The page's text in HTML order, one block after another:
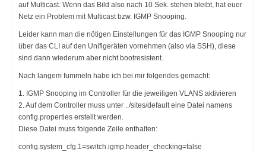
auf Multicast. Wenn das Bild also nach 10 Sek. stehen bleibt, hat euer
Netz ein Problem mit Multicast bzw. IGMP Snooping.
Leider kann man die nötigen Einstellungen für das IGMP Snooping nur
über das CLI auf den Unifigeräten vornehmen (also via SSH), diese
sind dann wiederum aber nicht bootresistent.
Nach langem fummeln habe ich bei mir folgendes gemacht:
1. IGMP Snooping im Controller für die jeweiligen VLANS aktivieren
2. Auf dem Controller muss unter ../sites/default eine Datei namens
config.properties erstellt werden.
Diese Datei muss folgende Zeile enthalten:
config.system_cfg.1=switch.igmp.header_checking=false